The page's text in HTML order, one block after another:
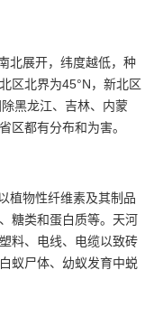
北展开，纬度越低，种
区北界为45°N，新北区
除黑龙江、吉林、内蒙
区都有分布和为害。
植物性纤维素及其制品
糖类和蛋白质等。天河
料、电线、电缆以致砖
蚁尸体、幼蚁发育中蜕